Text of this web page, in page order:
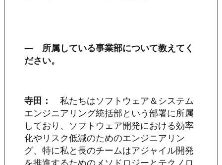
― 所属している事業部について教えてく
ださい。
寺田：
私たちはソフトウェア＆システム
エンジニアリング統括部という部署に所属
しており、ソフトウェア開発における効率
化やリスク低減のためのエンジニアリン
グ、特に私と長のチームはアジャイル開発
を推進するためのメソドロジーとテクノロ